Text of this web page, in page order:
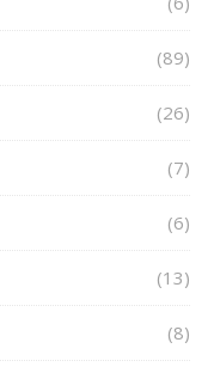
(89)
(26)
(7)
(6)
(13)
(8)